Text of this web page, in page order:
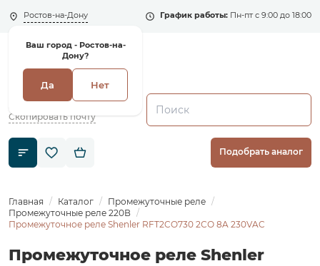
Ростов-на-Дону
Ваш город - Ростов-на-
Дону?
Да Нет
График работы: Пн-пт с 9:00 до 18:00
Скопировать почту
Подобрать аналог
Главная Каталог
Промежуточные реле
Промежуточные реле 220В
Промежуточное реле Shenler RFT2CO730 2СО 8A 230VAC
Промежуточное реле Shenler